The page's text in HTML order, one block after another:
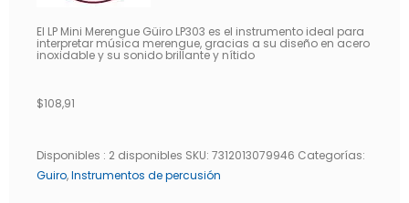
El LP Mini Merengue Güiro LP303 es el instrumento ideal para
interpretar música merengue, gracias a su diseño en acero
inoxidable y su sonido brillante y nítido
$108,91
Disponibles : 2 disponibles SKU: 7312013079946 Categorías:
Guiro,Instrumentos de percusión